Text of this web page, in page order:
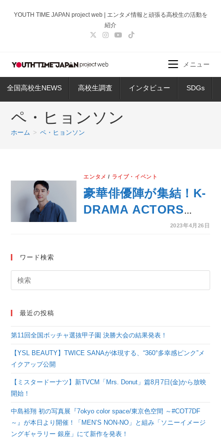
ス
ッ
YOUTH TIME JAPAN project web | エンタメ情報と頑張る高校生の活動を
紹介
全国高校生NEWS 高校生調査 インタビュー SDGs
メニュー
ペ・ヒョンソン
ホーム > ペ・ヒョンソン
エンタメ / ライブ・イベント
豪華俳優陣が集結！K-
DRAMA ACTORS
FAN MEETING 2023
2023年4月26日
ワード検索
最近の投稿
第11回全国ボッチャ選抜甲子園 決勝大会の結果発表！
【YSL BEAUTY】TWICE SANAが体現する、“360°多幸感ピンク”メ
イクアップ公開
【ミスタードーナツ】新TVCM「Mrs. Donut」篇8月7日(金)から放映
開始！
中島裕翔 初の写真展『7okyo color space/東京色空間 ～#COT7DF
～』が本日より開催！「MEN’S NON-NO」と組み「ソニーイメージ
ングギャラリー 銀座」にて新作を発表！